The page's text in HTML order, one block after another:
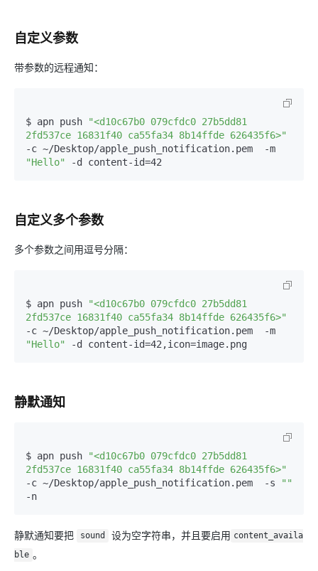
自定义参数
带参数的远程通知：
$ apn push
"<d10c67b0 079cfdc0 27b5dd81
2fd537ce 16831f40 ca55fa34 8b14ffde 626435f6>"
"Hello"
-d content-id=42
自定义多个参数
多个参数之间用逗号分隔：
$ apn push
"<d10c67b0 079cfdc0 27b5dd81
2fd537ce 16831f40 ca55fa34 8b14ffde 626435f6>"
"Hello"
-d content-id=42,icon=image.png
静默通知
$ apn push
"<d10c67b0 079cfdc0 27b5dd81
2fd537ce 16831f40 ca55fa34 8b14ffde 626435f6>"
-c ~/Desktop/apple_push_notification.pem  -s
""
-n
静默通知要把 sound 设为空字符串，并且要启用 content_availa
ble 。